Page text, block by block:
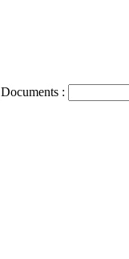
Documents :